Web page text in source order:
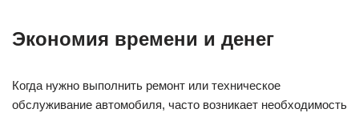
Экономия времени и денег
Когда нужно выполнить ремонт или техническое
обслуживание автомобиля, часто возникает необходимость